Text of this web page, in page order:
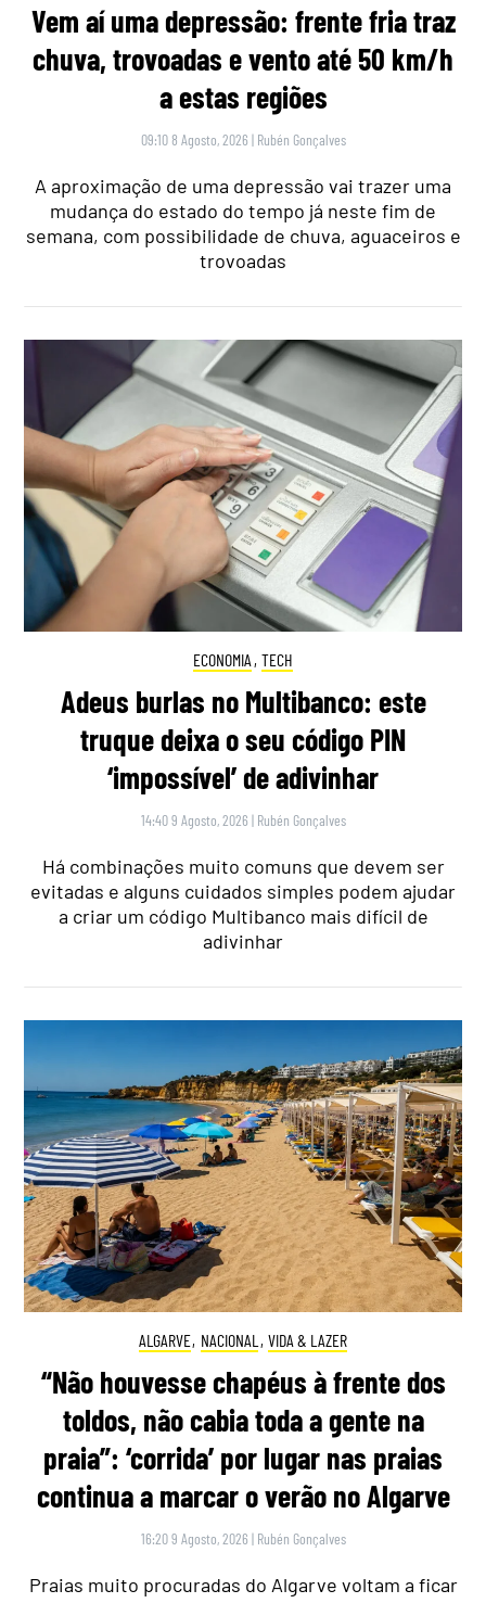
Vem aí uma depressão: frente fria traz
chuva, trovoadas e vento até 50 km/h
a estas regiões
09:10 8 Agosto, 2026 | Rubén Gonçalves
A aproximação de uma depressão vai trazer uma
mudança do estado do tempo já neste fim de
semana, com possibilidade de chuva, aguaceiros e
trovoadas
ECONOMIA , TECH
Adeus burlas no Multibanco: este
truque deixa o seu código PIN
‘impossível’ de adivinhar
14:40 9 Agosto, 2026 | Rubén Gonçalves
Há combinações muito comuns que devem ser
evitadas e alguns cuidados simples podem ajudar
a criar um código Multibanco mais difícil de
adivinhar
ALGARVE, NACIONAL , VIDA & LAZER
“Não houvesse chapéus à frente dos
toldos, não cabia toda a gente na
praia”: ‘corrida’ por lugar nas praias
continua a marcar o verão no Algarve
16:20 9 Agosto, 2026 | Rubén Gonçalves
Praias muito procuradas do Algarve voltam a ficar